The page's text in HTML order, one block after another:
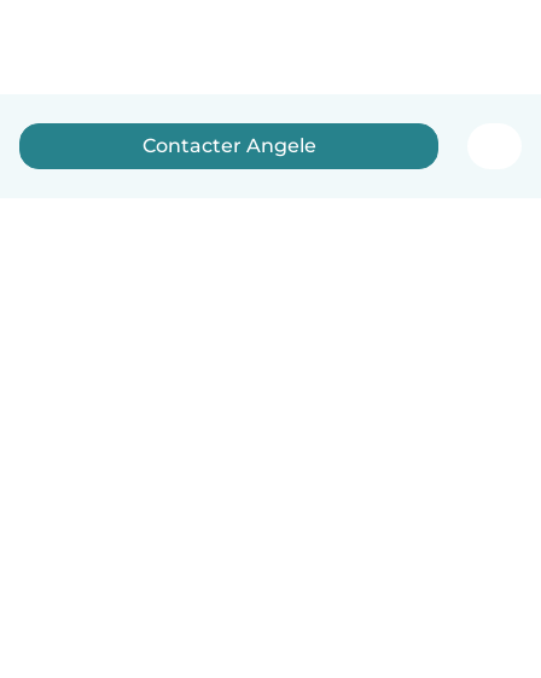
Contacter Angele